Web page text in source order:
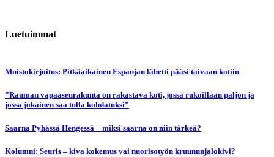
Luetuimmat
Muistokirjoitus: Pitkäaikainen Espanjan lähetti pääsi taivaan kotiin
”Rauman vapaaseurakunta on rakastava koti, jossa rukoillaan paljon ja
jossa jokainen saa tulla kohdatuksi”
Saarna Pyhässä Hengessä – miksi saarna on niin tärkeä?
Kolumni: Seuris – kiva kokemus vai nuorisotyön kruununjalokivi?